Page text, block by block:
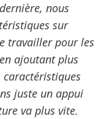
nous
sur
travailler pour les
ajoutant plus
caractéristiques
juste un appui
va plus vite.